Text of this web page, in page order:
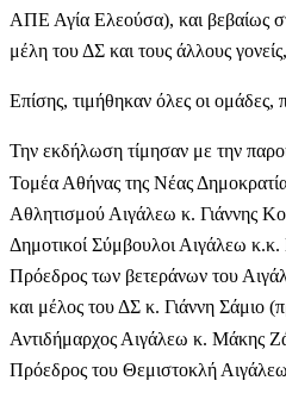
ΑΠΕ Αγία Ελεούσα), και βεβαίως
μέλη του ΔΣ και τους άλλους
Επίσης, τιμήθηκαν όλες οι
Την εκδήλωση τίμησαν με την
Τομέα Αθήνας της Νέας
Αθλητισμού Αιγάλεω κ. Γιάννης
Δημοτικοί Σύμβουλοι Αιγάλεω
Πρόεδρος των βετεράνων του
και μέλος του ΔΣ κ. Γιάννη Σάμιο
Αντιδήμαρχος Αιγάλεω κ. Μάκης
Πρόεδρος του Θεμιστοκλή